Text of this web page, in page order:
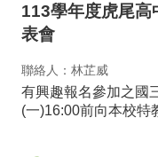
校
口
網
113學年度虎尾高
表會
聯絡人：林芷威
有興趣報名參加之國
(一)16:00前向本校特